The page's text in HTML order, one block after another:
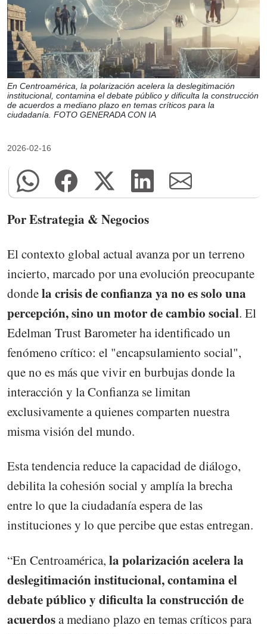
En Centroamérica, la polarización acelera la deslegitimación
institucional, contamina el debate público y dificulta la construcción
de acuerdos a mediano plazo en temas críticos para la
ciudadanía. FOTO GENERADA CON IA
2026-02-16
Por Estrategia & Negocios
El contexto global actual avanza por un terreno
incierto, marcado por una evolución preocupante
dondela crisis de confianza ya no es solo una
percepción, sino un motor de cambio social. El
Edelman Trust Barometer ha identificado un
fenómeno crítico: el "encapsulamiento social",
que no es más que vivir en burbujas donde la
interacción y la Confianza se limitan
exclusivamente a quienes comparten nuestra
misma visión del mundo.
Esta tendencia reduce la capacidad de diálogo,
debilita la cohesión social y amplía la brecha
entre lo que la ciudadanía espera de las
instituciones y lo que percibe que estas entregan.
“En Centroamérica, la polarización acelera la
deslegitimación institucional, contamina el
debate público y dificulta la construcción de
acuerdosa mediano plazo en temas críticos para